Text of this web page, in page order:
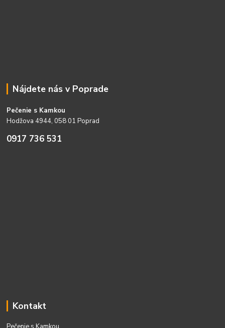
Nájdete nás v Poprade
Pečenie s Kamkou
Hodžova 4944, 058 01 Poprad
0917 736 531
Kontakt